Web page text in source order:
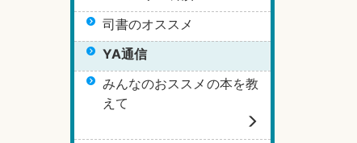
司書のオススメ
YA通信
みんなのおススメの本を教
えて